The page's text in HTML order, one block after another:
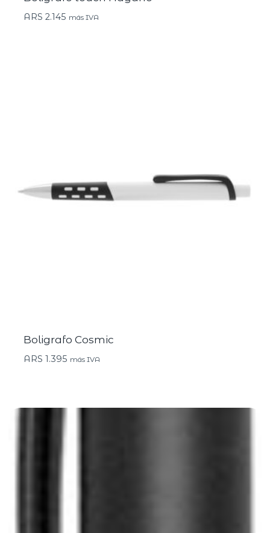
ARS 2.145 más IVA
Boligrafo Cosmic
ARS 1.395 más IVA